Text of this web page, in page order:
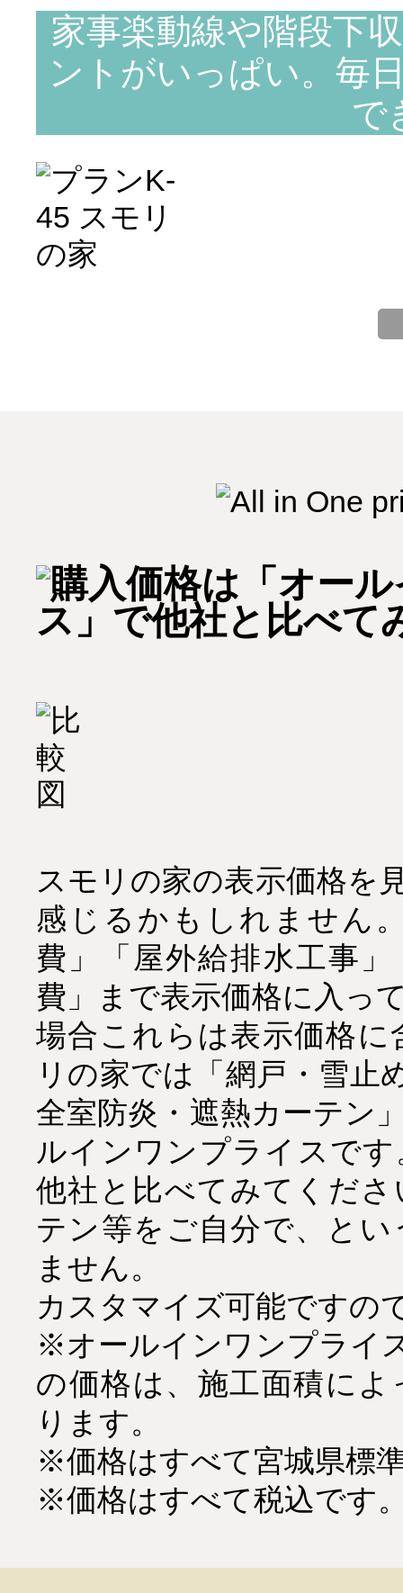
家事楽動線や階段下
ントがいっぱい。毎
で
スモリの家の表示価格を
感じるかもしれません
費」「屋外給排水工事
費」まで表示価格に入っ
場合これらは表示価格
リの家では「網戸・雪止
全室防炎・遮熱カーテン
ルインワンプライスで
他社と比べてみてくだ
テン等をご自分で、と
ません。
カスタマイズ可能ですの
※オールインワンプライ
の価格は、施工面積に
ります。
※価格はすべて宮城県標
※価格はすべて税込です